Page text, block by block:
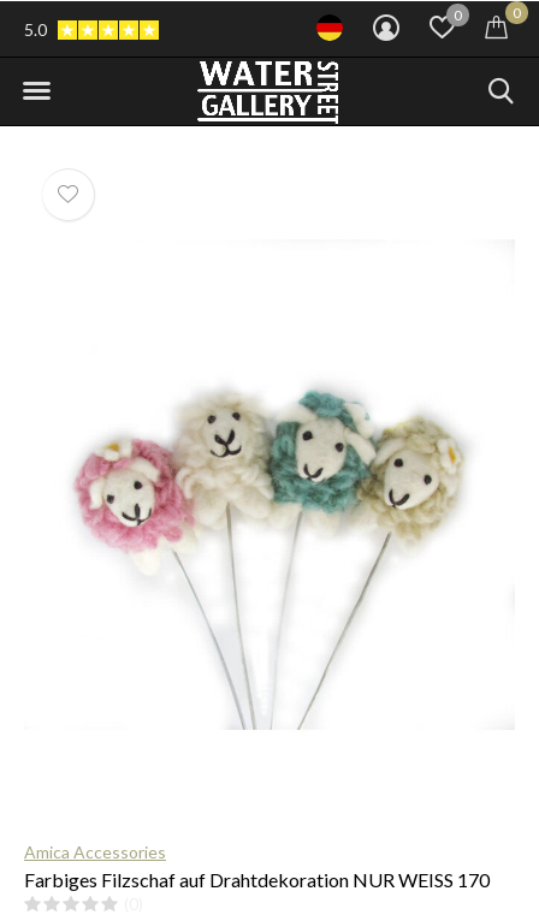
0 0
5.0
Amica Accessories
Farbiges Filzschaf auf Drahtdekoration NUR WEISS 170